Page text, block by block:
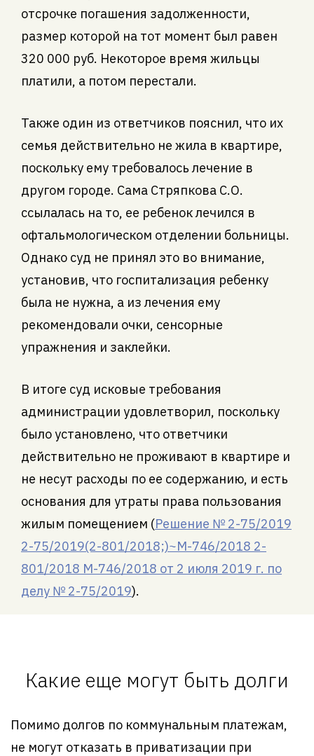
отсрочке погашения задолженности,
размер которой на тот момент был равен
320 000 руб. Некоторое время жильцы
платили, а потом перестали.
Также один из ответчиков пояснил, что их
семья действительно не жила в квартире,
поскольку ему требовалось лечение в
другом городе. Сама Стряпкова С.О.
ссылалась на то, ее ребенок лечился в
офтальмологическом отделении больницы.
Однако суд не принял это во внимание,
установив, что госпитализация ребенку
была не нужна, а из лечения ему
рекомендовали очки, сенсорные
упражнения и заклейки.
В итоге суд исковые требования
администрации удовлетворил, поскольку
было установлено, что ответчики
действительно не проживают в квартире и
не несут расходы по ее содержанию, и есть
основания для утраты права пользования
жилым помещением (Решение № 2-75/2019
2-75/2019(2-801/2018;)~М-746/2018 2-
801/2018 М-746/2018 от 2 июля 2019 г. по
делу № 2-75/2019).
Какие еще могут быть долги
Помимо долгов по коммунальным платежам,
не могут отказать в приватизации при